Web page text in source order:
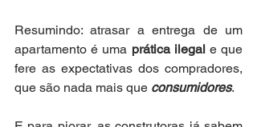
Resumindo: atrasar a entrega de um
apartamento é uma prática ilegal e que
fere as expectativas dos compradores,
que são nada mais que consumidores.